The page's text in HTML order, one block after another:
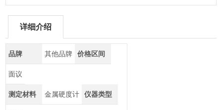
详细介绍
品牌 其他品牌 价格区间
面议
测定材料 金属硬度计 仪器类型